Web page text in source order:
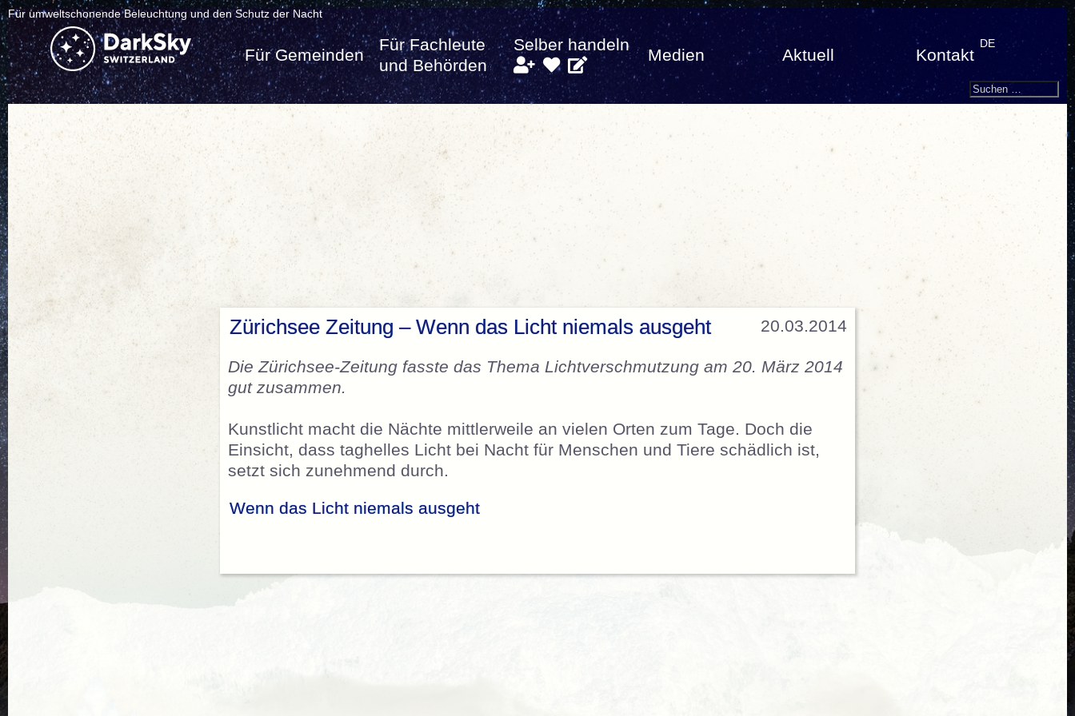
Für umweltschonende Beleuchtung und den Schutz der Nacht
Für Gemeinden
Für Fachleute
und Behörden
Selber handeln
Medien Aktuell Kontakt
DE
Search
Suchen
20.03.2014
Zürichsee Zeitung – Wenn das Licht niemals ausgeht
Die Zürichsee-Zeitung fasste das Thema Lichtverschmutzung am 20. März 2014
gut zusammen.
Kunstlicht macht die Nächte mittlerweile an vielen Orten zum Tage. Doch die
Einsicht, dass taghelles Licht bei Nacht für Menschen und Tiere schädlich ist,
setzt sich zunehmend durch.
Wenn das Licht niemals ausgeht